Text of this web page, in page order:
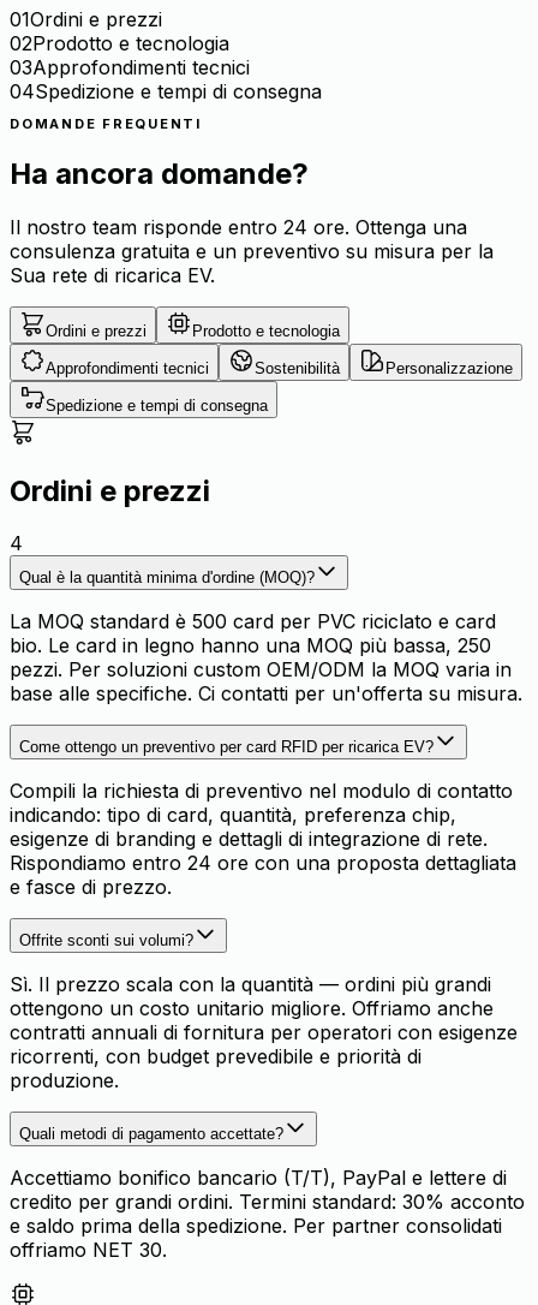
01Ordini e prezzi
02Prodotto e tecnologia
03Approfondimenti tecnici
04Spedizione e tempi di consegna
DOMANDE FREQUENTI
Ha ancora domande?
Il nostro team risponde entro 24 ore. Ottenga una
consulenza gratuita e un preventivo su misura per la
Sua rete di ricarica EV.
Ordini e prezzi Prodotto e tecnologia
Approfondimenti tecnici Sostenibilità Personalizzazione
Spedizione e tempi di consegna
Ordini e prezzi
4
Qual è la quantità minima d'ordine (MOQ)?
La MOQ standard è 500 card per PVC riciclato e card
bio. Le card in legno hanno una MOQ più bassa, 250
pezzi. Per soluzioni custom OEM/ODM la MOQ varia in
base alle specifiche. Ci contatti per un'offerta su misura.
Come ottengo un preventivo per card RFID per ricarica EV?
Compili la richiesta di preventivo nel modulo di contatto
indicando: tipo di card, quantità, preferenza chip,
esigenze di branding e dettagli di integrazione di rete.
Rispondiamo entro 24 ore con una proposta dettagliata
e fasce di prezzo.
Offrite sconti sui volumi?
Sì. Il prezzo scala con la quantità — ordini più grandi
ottengono un costo unitario migliore. Offriamo anche
contratti annuali di fornitura per operatori con esigenze
ricorrenti, con budget prevedibile e priorità di
produzione.
Quali metodi di pagamento accettate?
Accettiamo bonifico bancario (T/T), PayPal e lettere di
credito per grandi ordini. Termini standard: 30% acconto
e saldo prima della spedizione. Per partner consolidati
offriamo NET 30.